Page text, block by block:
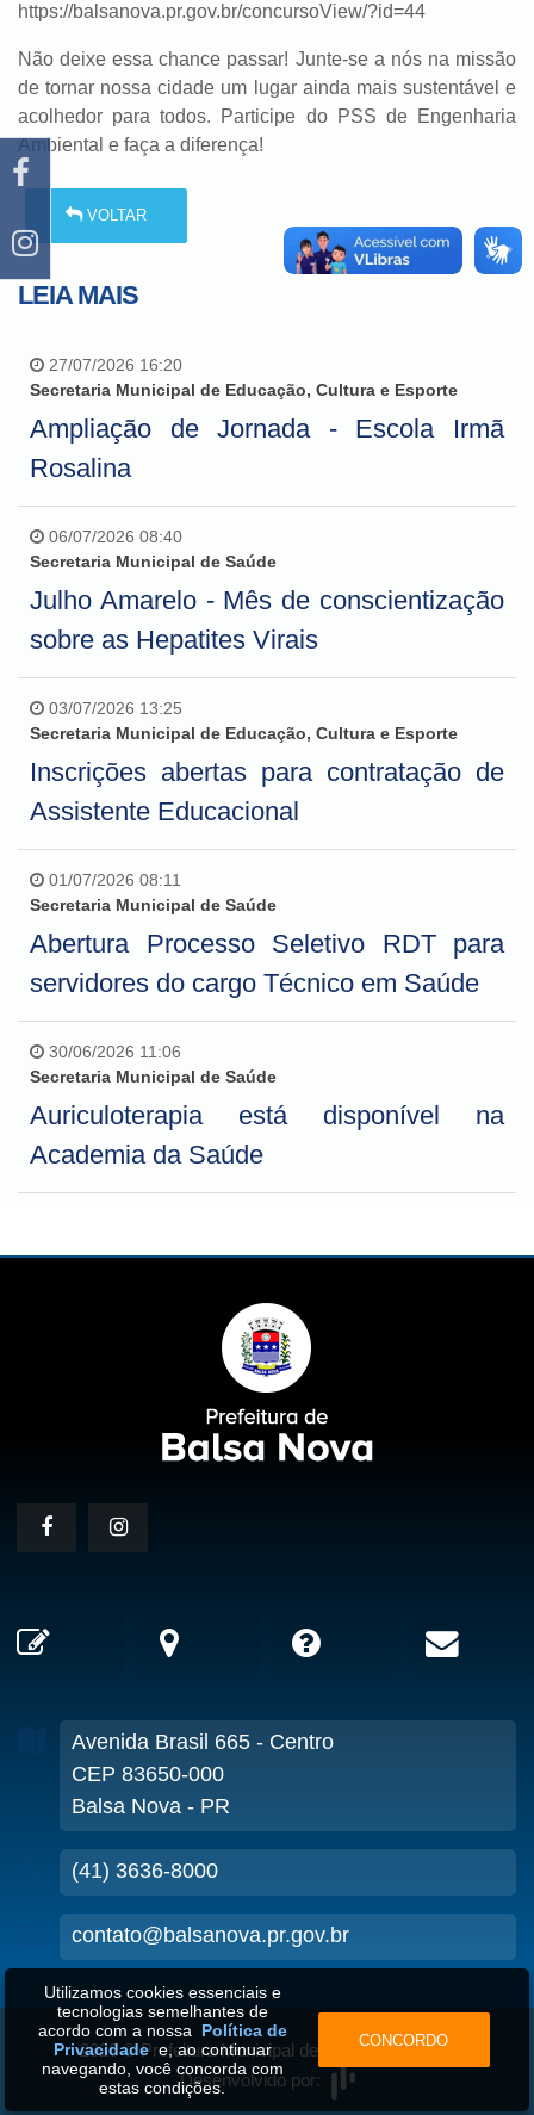
https://balsanova.pr.gov.br/concursoView/?id=44
Não deixe essa chance passar! Junte-se a nós na missão
de tornar nossa cidade um lugar ainda mais sustentável e
acolhedor para todos. Participe do PSS de Engenharia
Ambiental e faça a diferença!
VOLTAR
LEIA MAIS
27/07/2026 16:20
Secretaria Municipal de Educação, Cultura e Esporte
Ampliação de Jornada - Escola Irmã
Rosalina
06/07/2026 08:40
Secretaria Municipal de Saúde
Julho Amarelo - Mês de conscientização
sobre as Hepatites Virais
03/07/2026 13:25
Secretaria Municipal de Educação, Cultura e Esporte
Inscrições abertas para contratação de
Assistente Educacional
01/07/2026 08:11
Secretaria Municipal de Saúde
Abertura Processo Seletivo RDT para
servidores do cargo Técnico em Saúde
30/06/2026 11:06
Secretaria Municipal de Saúde
Auriculoterapia está disponível na
Academia da Saúde
Avenida Brasil 665 - Centro
CEP 83650-000
Balsa Nova - PR
(41) 3636-8000
contato@balsanova.pr.gov.br
2026 ©Prefeitura Municipal de Balsa Nova-PR
Desenvolvido por:
Utilizamos cookies essenciais e
tecnologias semelhantes de
acordo com a nossa Política de
Privacidadee, ao continuar
navegando, você concorda com
estas condições.
CONCORDO